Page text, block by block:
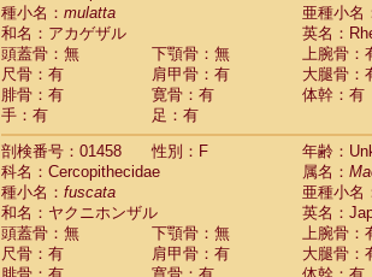
Cebidae
CebidaeCebus nigrivittatus
Cebidae Cebusspp.(0)
Cebidae Saimiri boliviensis
Cebidae Saimiri sciureus
Atelidae Alouatta caraya
AtelidaeAlouatta fusca
AtelidaeAlouatta seniculus
AtelidaeAlouatta
Atelidae Ateles belzebuth
Atelidae Ateles geoffroyi
Atelidae Ateles paniscus
Atelidae Atelesspp.
種小名： mulatta
亜種小名
和名：アカゲザル
英名：
頭蓋骨：無
下顎骨：無
上腕骨：
尺骨：有
肩甲骨：有
大腿骨：
腓骨：有
寛骨：有
体幹：有
手：有
足：有
剖検番号：01458
性別：F
年齢：
科名：Cercopithecidae
属名：
種小名： fuscata
亜種小名
和名：ヤクニホンザル
英名：
頭蓋骨：無
下顎骨：無
上腕骨：
尺骨：有
肩甲骨：有
大腿骨：